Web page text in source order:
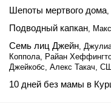
Шепоты мертвого дома,
Подводный капкан,
Семь лиц Джейн,
Коппола, Райан
Джейкобс, Алекс Такач,
10 дней без мамы в